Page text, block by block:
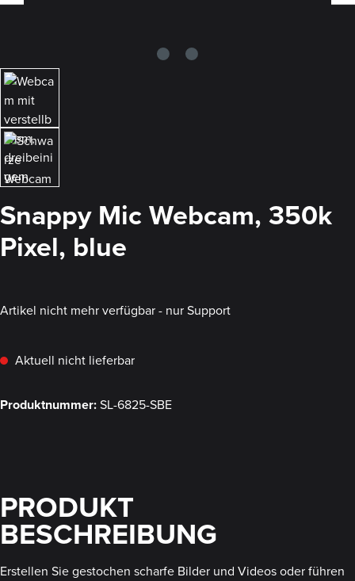
Snappy Mic Webcam, 350k
Pixel, blue
Artikel nicht mehr verfügbar - nur Support
Aktuell nicht lieferbar
Produktnummer:SL-6825-SBE
PRODUKT
BESCHREIBUNG
Erstellen Sie gestochen scharfe Bilder und Videos oder führen